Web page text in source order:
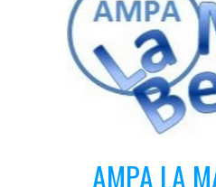
AMPA LA